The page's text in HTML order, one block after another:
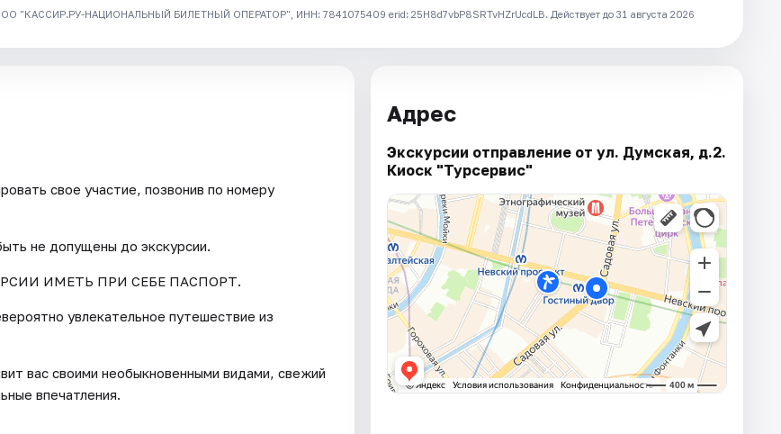
"КАССИР.РУ-НАЦИОНАЛЬНЫЙ БИЛЕТНЫЙ ОПЕРАТОР", ИНН: 7841075409 erid: 25H8d7vbP8SRTvHZrUcdLB. Действует до 31 августа 2026
свое участие, позвонив по номеру
не допущены до экскурсии.
ИМЕТЬ ПРИ СЕБЕ ПАСПОРТ.
увлекательное путешествие из
вас своими необыкновенными видами, свежий
впечатления.
Адрес
Экскурсии отправление от ул. Думская, д.2.
Киоск "Турсервис"